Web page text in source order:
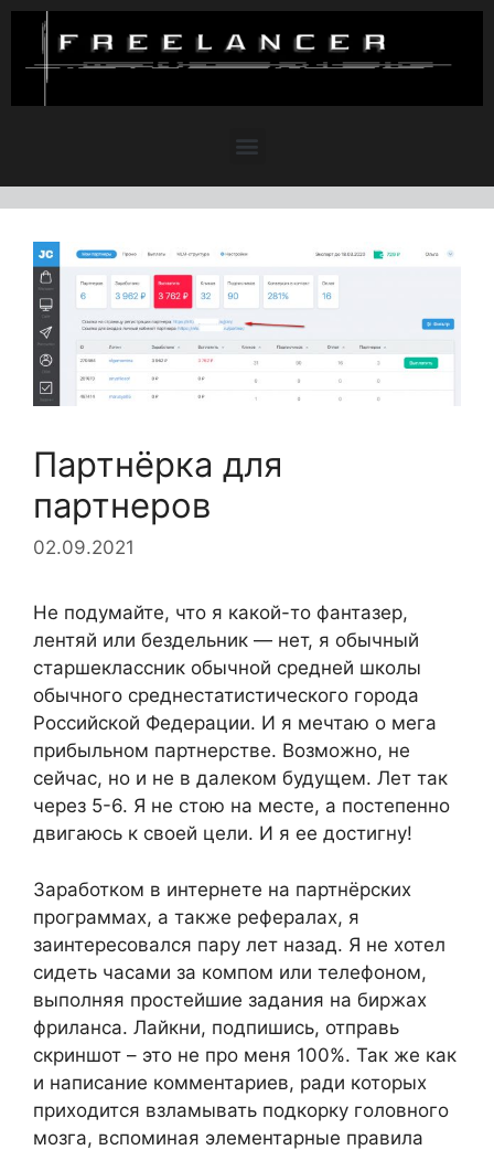
Партнёрка для
партнеров
02.09.2021
Не подумайте, что я какой-то фантазер,
лентяй или бездельник — нет, я обычный
старшеклассник обычной средней школы
обычного среднестатистического города
Российской Федерации. И я мечтаю о мега
прибыльном партнерстве. Возможно, не
сейчас, но и не в далеком будущем. Лет так
через 5-6. Я не стою на месте, а постепенно
двигаюсь к своей цели. И я ее достигну!
Заработком в интернете на партнёрских
программах, а также рефералах, я
заинтересовался пару лет назад. Я не хотел
сидеть часами за компом или телефоном,
выполняя простейшие задания на биржах
фриланса. Лайкни, подпишись, отправь
скриншот – это не про меня 100%. Так же как
и написание комментариев, ради которых
приходится взламывать подкорку головного
мозга, вспоминая элементарные правила